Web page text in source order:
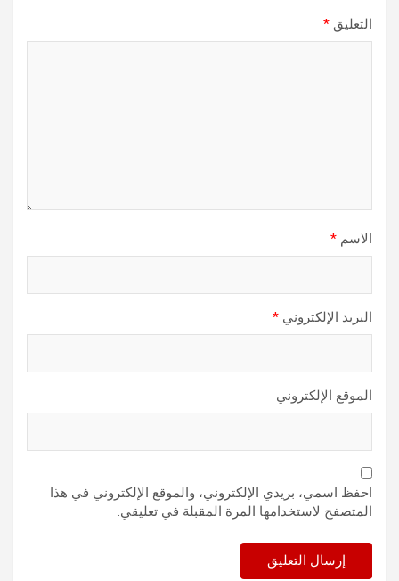
التعليق *
الاسم *
البريد الإلكتروني *
الموقع الإلكتروني
احفظ اسمي، بريدي الإلكتروني، والموقع الإلكتروني في هذا
المتصفح لاستخدامها المرة المقبلة في تعليقي.